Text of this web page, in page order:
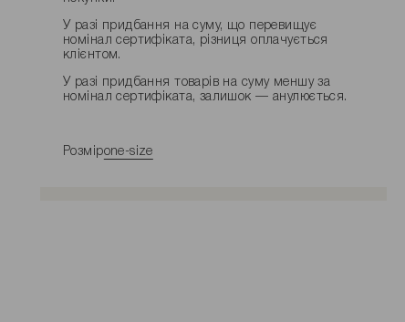
У разі придбання на суму, що перевищує
номінал сертифіката, різниця оплачується
клієнтом.
У разі придбання товарів на суму меншу за
номінал сертифіката, залишок — анулюється.
Розмірone-size